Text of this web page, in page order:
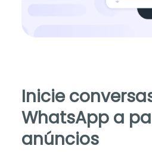
Inicie
WhatsApp a
anúncios